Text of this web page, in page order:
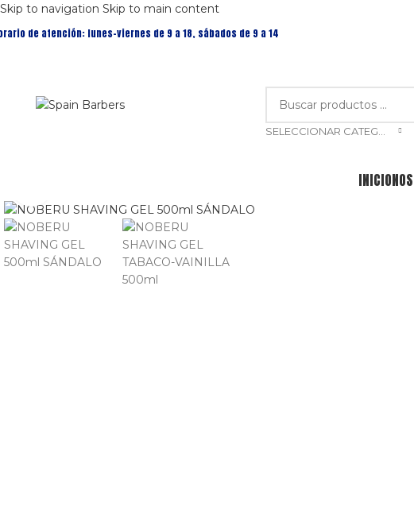
Skip to navigation Skip to main content
de atención: lunes-viernes de 9 a 18, sábados de 9 a 14
INICIO